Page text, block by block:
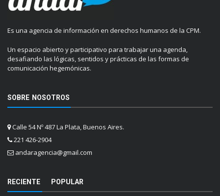
Es una agencia de información en derechos humanos de la CPM.
Un espacio abierto y participativo para trabajar una agenda,
desafiando las lógicas, sentidos y prácticas de las formas de
comunicación hegemónicas.
SOBRE NOSOTROS
Calle 54 Nº 487 La Plata, Buenos Aires.
221 426-2904
andaragencia@gmail.com
RECIENTE POPULAR